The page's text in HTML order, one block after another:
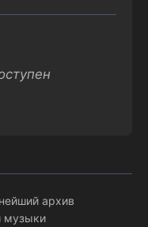
архив
музыки